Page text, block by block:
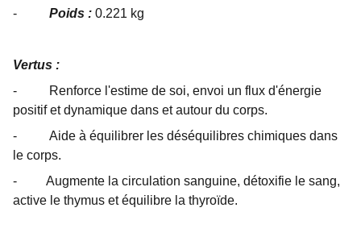
- Poids : 0.221 kg
Vertus :
- Renforce l'estime de soi, envoi un flux d'énergie
positif et dynamique dans et autour du corps.
- Aide à équilibrer les déséquilibres chimiques dans
le corps.
- Augmente la circulation sanguine, détoxifie le sang,
active le thymus et équilibre la thyroïde.